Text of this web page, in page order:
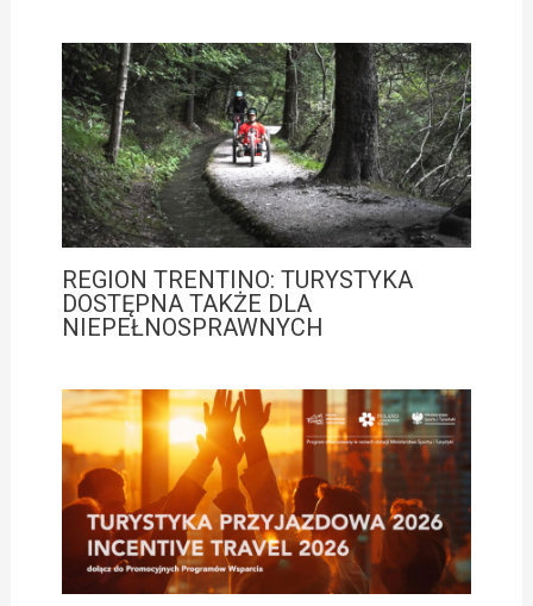
REGION TRENTINO: TURYSTYKA
DOSTĘPNA TAKŻE DLA
NIEPEŁNOSPRAWNYCH